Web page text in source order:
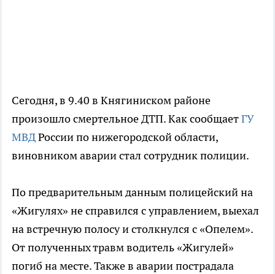
Сегодня, в 9.40 в Княгиниском районе
произошло смертельное ДТП. Как сообщаетГУ
МВДРоссии по нижегородской области,
виновником аварии стал сотрудник полиции.
По предварительным данным полицейский на
«Жигулях» не справился с управлением, выехал
на встречную полосу и столкнулся с «Опелем».
От полученных травм водитель «Жигулей»
погиб на месте. Также в аварии пострадала